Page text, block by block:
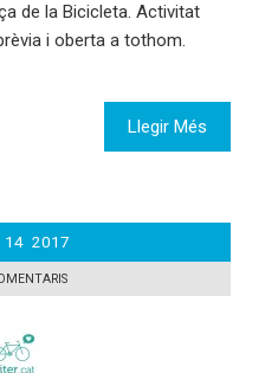
de la Bicicleta. Activitat
i oberta a tothom.
Llegir Més
14 2017